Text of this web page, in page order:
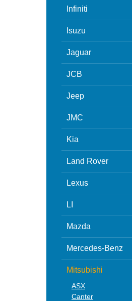
Infiniti
Isuzu
Jaguar
JCB
Jeep
JMC
Kia
Land Rover
Lexus
LI
Mazda
Mercedes-Benz
Mitsubishi
ASX
Canter